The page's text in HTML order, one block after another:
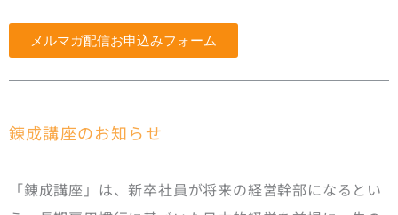
メルマガ配信お申込みフォーム
錬成講座のお知らせ
「錬成講座」は、新卒社員が将来の経営幹部になるとい